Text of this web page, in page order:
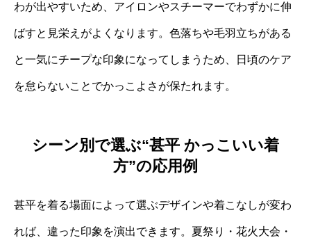
わが出やすいため、アイロンやスチーマーでわずかに伸
ばすと見栄えがよくなります。色落ちや毛羽立ちがある
と一気にチープな印象になってしまうため、日頃のケア
を怠らないことでかっこよさが保たれます。
シーン別で選ぶ“甚平 かっこいい着
方”の応用例
甚平を着る場面によって選ぶデザインや着こなしが変わ
れば、違った印象を演出できます。夏祭り・花火大会・